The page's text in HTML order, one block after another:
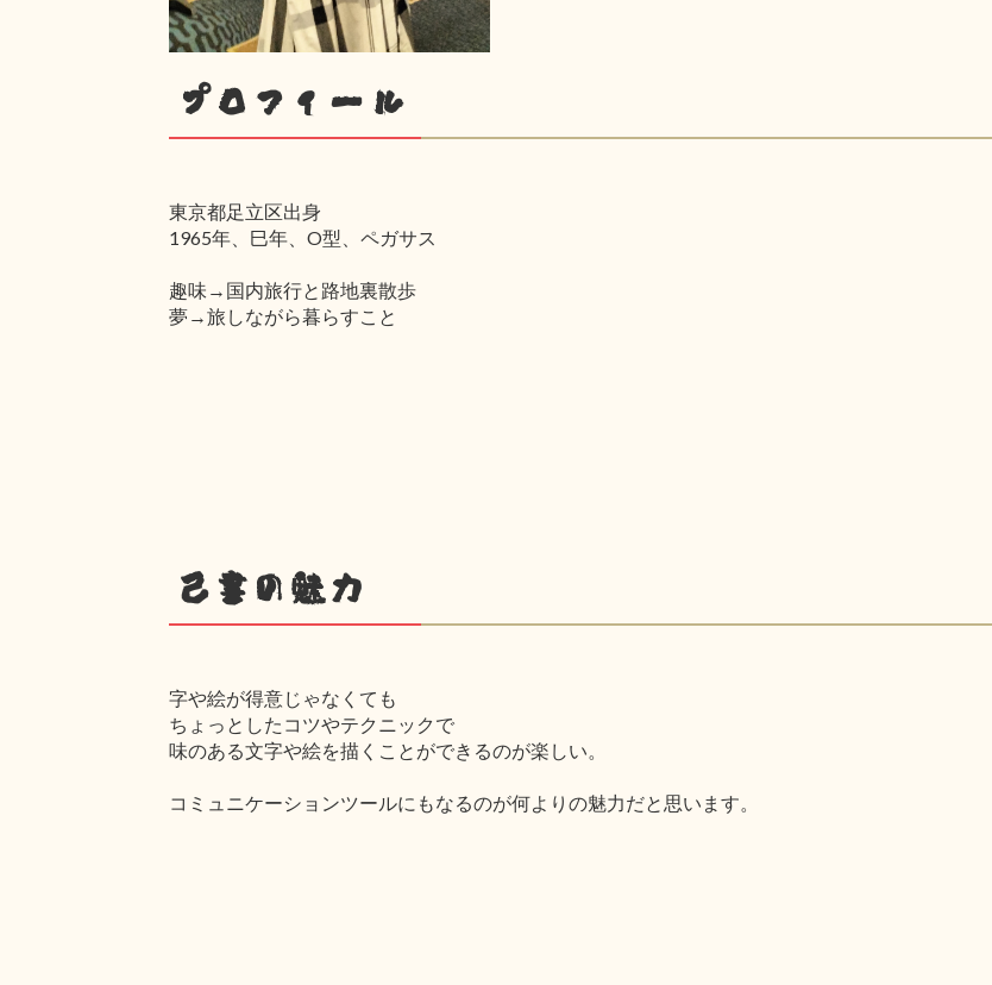
プロフィール
東京都足立区出身
1965年、巳年、O型、ペガサス
趣味→国内旅行と路地裏散歩
夢→旅しながら暮らすこと
己書の魅力
字や絵が得意じゃなくても
ちょっとしたコツやテクニックで
味のある文字や絵を描くことができるのが楽しい。
コミュニケーションツールにもなるのが何よりの魅力だと思います。